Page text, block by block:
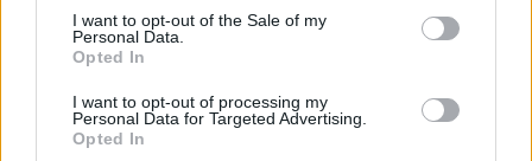
I want to opt-out of the Sale of my
Personal Data.
Opted In
I want to opt-out of processing my
Personal Data for Targeted Advertising.
Opted In
pažymi, kad ne mažiau svarbu įsivertinti, ar
automobiliu kartu keliaus ir gyvūnai. Mat
šiems taip pat yra taikomi specialūs saugos
reikalavimai, kuriuos tinkamai išpildyti gali tik